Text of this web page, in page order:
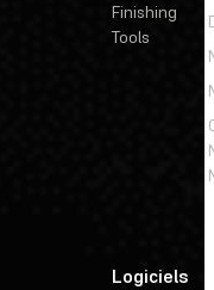
Finishing
Tools
Logiciels